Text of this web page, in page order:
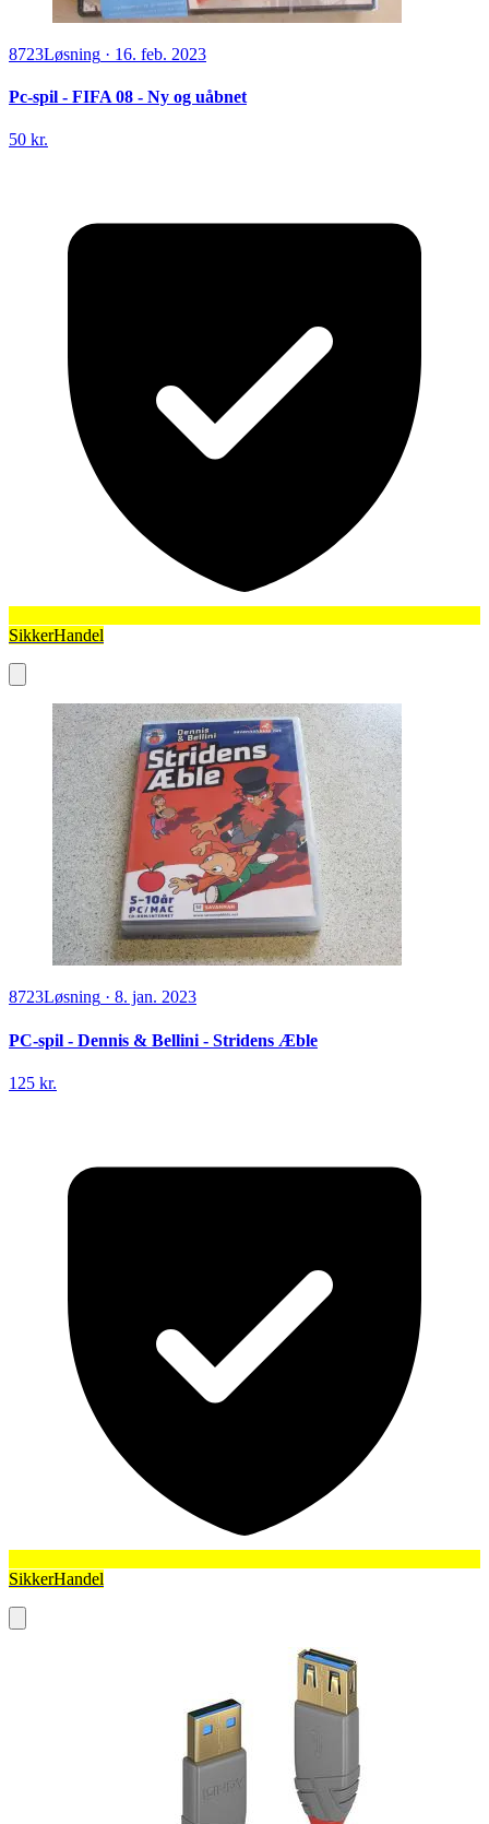
8723Løsning · 16. feb. 2023
Pc-spil - FIFA 08 - Ny og uåbnet
50 kr.
SikkerHandel
8723Løsning · 8. jan. 2023
PC-spil - Dennis & Bellini - Stridens Æble
125 kr.
SikkerHandel